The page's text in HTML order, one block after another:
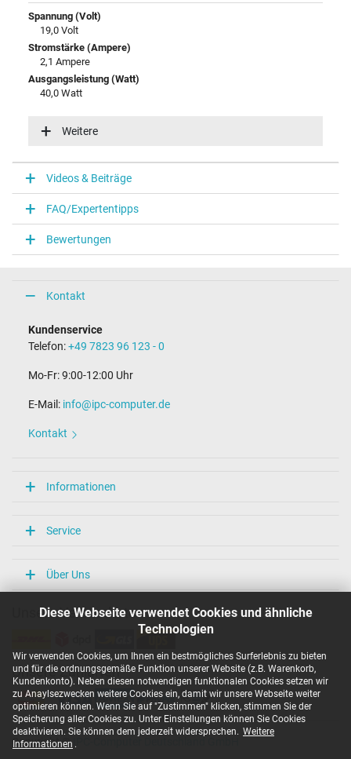
Diese Webseite verwendet Cookies und ähnliche
Technologien
Wir verwenden Cookies, um Ihnen ein bestmögliches Surferlebnis zu bieten
und für die ordnungsgemäße Funktion unserer Website (z.B. Warenkorb,
Kundenkonto). Neben diesen notwendigen funktionalen Cookies setzen wir
zu Anaylsezwecken weitere Cookies ein, damit wir unsere Webseite weiter
optimieren können. Wenn Sie auf "Zustimmen" klicken, stimmen Sie der
Speicherung aller Cookies zu. Unter Einstellungen können Sie Cookies
deaktivieren. Sie können dem jederzeit widersprechen. Weitere
Informationen .
Spannung (Volt)
19,0 Volt
Stromstärke (Ampere)
2,1 Ampere
Ausgangsleistung (Watt)
40,0 Watt
100-240V / 50-60Hz
Notebook Stecker
Steckertyp / -form
rund / –
Steckerlänge (mm)
11,0 mm
5,5 mm / 2,5 mm
Länge Anschlusskabel (m) (ca.)
1.75 m
Maße
Länge / Breite / Höhe
Überlast-, kurzschluss- und überhitzungsgeschützt
CCC
PSE
TÜV Geprüfte Sicherheit
UL Nachhaltigkeit
Ukraine Safety
Kategorisierung
Kategorie
Netzteil
Weitere
Videos & Beiträge
FAQ/Expertentipps
Bewertungen
Kontakt
Kundenservice
Telefon:+49 7823 96 123 - 0
Mo-Fr: 9:00-12:00 Uhr
E-Mail: info@ipc-computer.de
Kontakt
Informationen
Service
Über Uns
Unsere Versandarten
Unsere Zahlarten
Copyright ©